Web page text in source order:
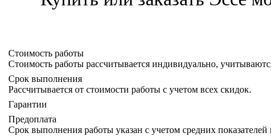
Стоимость работы
Стоимость работы рассчитывается индивидуально,
Срок выполнения
Рассчитывается от стоимости работы с учетом всех скидок.
Гарантии
Предоплата
Срок выполнения работы указан с учетом средних